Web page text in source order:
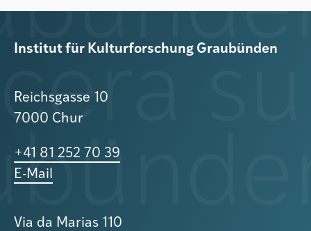
Institut für Kulturforschung Graubünden
Reichsgasse 10
7000 Chur
+41 81 252 70 39
E-Mail
Via da Marias 110